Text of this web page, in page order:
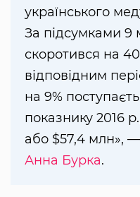
українського
За підсумками 9
скоротився на
відповідним
на 9%
показнику 2016
або $57,4 млн»,
Анна Бурка.